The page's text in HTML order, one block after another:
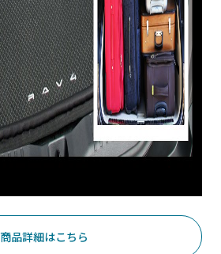
商品詳細はこちら